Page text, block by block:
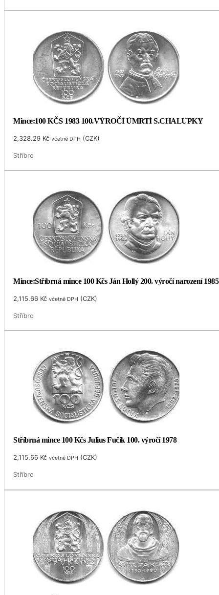
Mince:100 KČS 1983 100.VÝROČÍ ÚMRTÍ S.CHALUPKY
2,328.29 Kč včetně DPH (CZK)
Stříbro
Mince:Stříbrná mince 100 Kčs Ján Hollý 200. výročí narození 1985
2,115.66 Kč včetně DPH (CZK)
Stříbro
Stříbrná mince 100 Kčs Julius Fučík 100. výročí 1978
2,115.66 Kč včetně DPH (CZK)
Stříbro